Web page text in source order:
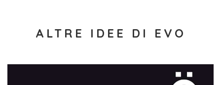
ALTRE IDEE DI EVO